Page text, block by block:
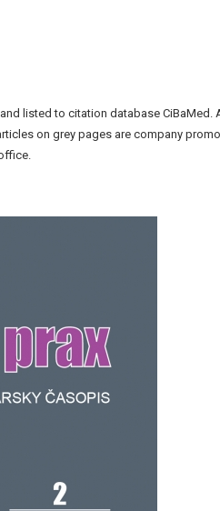
listed to citation database
on grey pages are company